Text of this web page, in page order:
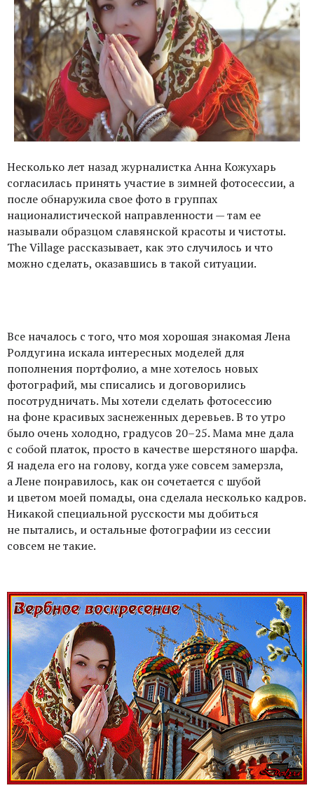
Несколько лет назад журналистка Анна Кожухарь
согласилась принять участие в зимней фотосессии, а
после обнаружила свое фото в группах
националистической направленности — там ее
называли образцом славянской красоты и чистоты.
The Village рассказывает, как это случилось и что
можно сделать, оказавшись в такой ситуации.
Все началось с того, что моя хорошая знакомая Лена
Ролдугина искала интересных моделей для
пополнения портфолио, а мне хотелось новых
фотографий, мы списались и договорились
посотрудничать. Мы хотели сделать фотосессию
на фоне красивых заснеженных деревьев. В то утро
было очень холодно, градусов 20–25. Мама мне дала
с собой платок, просто в качестве шерстяного шарфа.
Я надела его на голову, когда уже совсем замерзла,
а Лене понравилось, как он сочетается с шубой
и цветом моей помады, она сделала несколько кадров.
Никакой специальной русскости мы добиться
не пытались, и остальные фотографии из сессии
совсем не такие.